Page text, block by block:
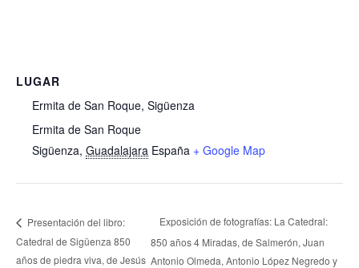
LUGAR
Ermita de San Roque, Sigüenza
Ermita de San Roque
Sigüenza, Guadalajara España + Google Map
Presentación del libro:
Catedral de Sigüenza 850
años de piedra viva, de Jesús
Exposición de fotografías: La Catedral:
850 años 4 Miradas, de Salmerón, Juan
Antonio Olmeda, Antonio López Negredo y